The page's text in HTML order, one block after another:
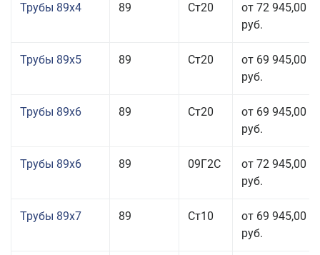
Трубы 89x4 89 Ст20
от 72 945,00
руб.
Трубы 89x5 89 Ст20
от 69 945,00
руб.
Трубы 89x6 89 Ст20
от 69 945,00
руб.
Трубы 89x6 89 09Г2С
от 72 945,00
руб.
Трубы 89x7 89 Ст10
от 69 945,00
руб.